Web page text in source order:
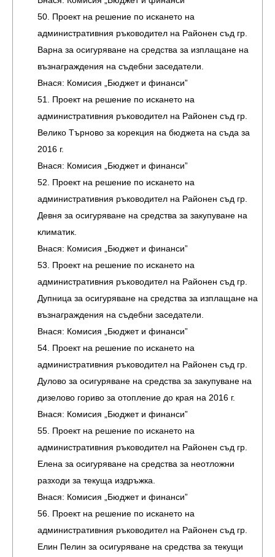
50. Проект на решение по искането на
административния ръководител на Районен съд гр.
Варна за осигуряване на средства за изплащане на
възнаграждения на съдебни заседатели.
Внася: Комисия „Бюджет и финанси”
51. Проект на решение по искането на
административния ръководител на Районен съд гр.
Велико Търново за корекция на бюджета на съда за
2016 г.
Внася: Комисия „Бюджет и финанси”
52. Проект на решение по искането на
административния ръководител на Районен съд гр.
Девня за осигуряване на средства за закупуване на
климатик.
Внася: Комисия „Бюджет и финанси”
53. Проект на решение по искането на
административния ръководител на Районен съд гр.
Дупница за осигуряване на средства за изплащане на
възнаграждения на съдебни заседатели.
Внася: Комисия „Бюджет и финанси”
54. Проект на решение по искането на
административния ръководител на Районен съд гр.
Дулово за осигуряване на средства за закупуване на
дизелово гориво за отопление до края на 2016 г.
Внася: Комисия „Бюджет и финанси”
55. Проект на решение по искането на
административния ръководител на Районен съд гр.
Елена за осигуряване на средства за неотложни
разходи за текуща издръжка.
Внася: Комисия „Бюджет и финанси”
56. Проект на решение по искането на
административния ръководител на Районен съд гр.
Елин Пелин за осигуряване на средства за текущи